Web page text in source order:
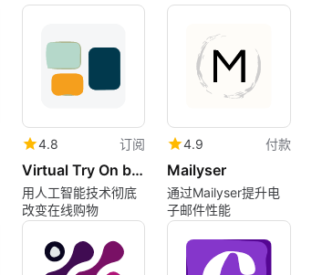
4.8 订阅
Virtual Try On by The Influencer AI
用人工智能技术彻底
改变在线购物
4.9 付款
Mailyser
通过Mailyser提升电
子邮件性能